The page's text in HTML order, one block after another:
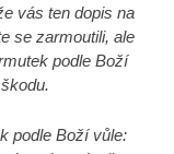
vás ten dopis na
se zarmoutili, ale
podle Boží
podle Boží vůle: